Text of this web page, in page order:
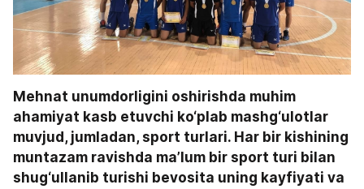
Mehnat unumdorligini oshirishda muhim
ahamiyat kasb etuvchi ko‘plab mashg‘ulotlar
muvjud, jumladan, sport turlari. Har bir kishining
muntazam ravishda ma’lum bir sport turi bilan
shug‘ullanib turishi bevosita uning kayfiyati va